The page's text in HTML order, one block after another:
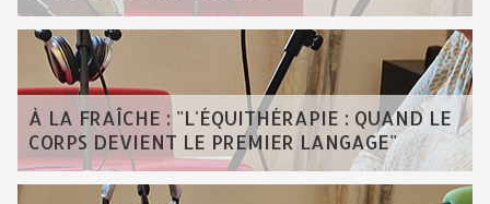
À LA FRAÎCHE : "L'ÉQUITHÉRAPIE : QUAND LE
CORPS DEVIENT LE PREMIER LANGAGE"